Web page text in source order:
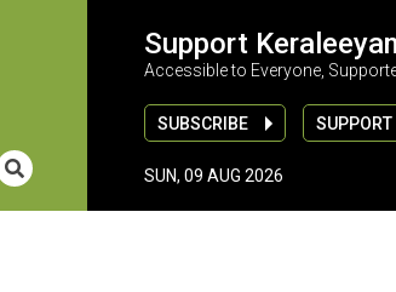
Support
Accessible to Everyone,
SUBSCRIBE SUPPORT
SUN, 09 AUG 2026